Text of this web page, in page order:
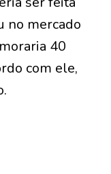
no mercado
40
com ele,